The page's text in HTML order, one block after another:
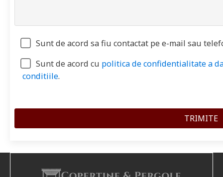
Sunt de acord sa fiu contactat pe e-mail sau
Sunt de acord cu politica de confidentialitate a
conditiile.